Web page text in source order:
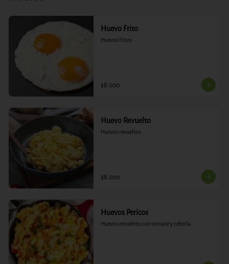
Huevo Frito
Huevos fritos
$8.000
Huevo Revuelto
Huevos revueltos
$8.000
Huevos Pericos
Huevos revueltos con tomate y cebolla